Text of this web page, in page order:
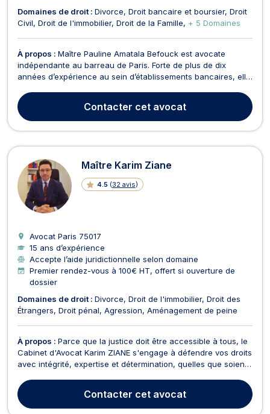
Domaines de droit : Divorce Droit bancaire et boursier Droit
Civil Droit de l'immobilier Droit de la Famille + 5 Domaines
À propos : Maître Pauline Amatala Befouck est avocate
indépendante au barreau de Paris. Forte de plus de dix
années d’expérience au sein d’établissements bancaires, elle
contentieux bancaire. Elle accompagne particuliers,
professionnels et entreprises dans la gestion de leurs ...
Contacter cet avocat
Maître Karim Ziane
4.5 (32 avis)
Avocat Paris 75017
15 ans d’expérience
Accepte l’aide juridictionnelle selon domaine
Premier rendez-vous à 100€ HT, offert si ouverture de
dossier
Domaines de droit : Divorce Droit de l'immobilier Droit des
Étrangers Droit pénal Agression Aménagement de peine
À propos : Parce que la justice doit être accessible à tous, le
Cabinet d'Avocat Karim ZIANE s'engage à défendre vos droits
avec intégrité, expertise et détermination, quelles que soient
accompagne avec succès ses clients à travers toute la
France, en se spécialisant dans de...
Contacter cet avocat